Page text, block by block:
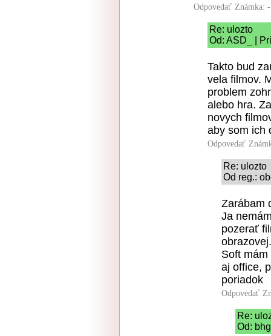
Odpovedať Známka:
Re: ulozto
Od: ASD_ |
Takto bud
vela filmov.
problem
alebo hra.
novych
aby som ich
Odpovedať
Re: ulozto
Od reg.:
Zarábam
Ja
pozerať
obrazovej.
Soft
aj office,
poriadok
Odpovedať
Re:
Od: